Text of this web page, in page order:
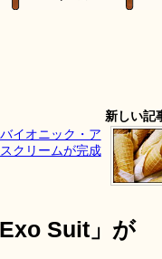
新しい記
イオニック・ア
クリームが完成
Suit」が